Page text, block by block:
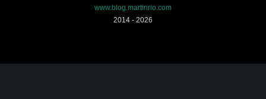
www.blog.martinrio.com
2014 - 2026